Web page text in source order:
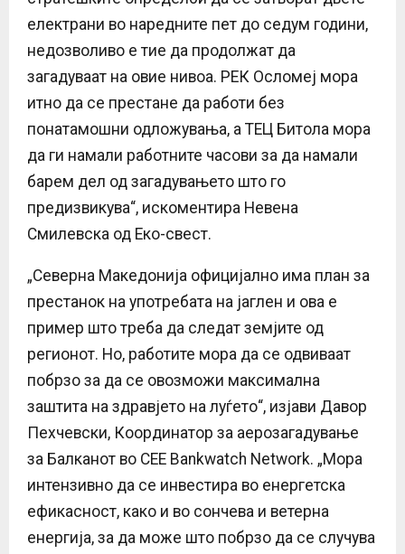
електрани во наредните пет до седум години,
недозволиво е тие да продолжат да
загадуваат на овие нивоа. РЕК Осломеј мора
итно да се престане да работи без
понатамошни одложувања, а ТЕЦ Битола мора
да ги намали работните часови за да намали
барем дел од загадувањето што го
предизвикува“, искоментира Невена
Смилевска од Еко-свест.
„Северна Македонија официјално има план за
престанок на употребата на јаглен и ова е
пример што треба да следат земјите од
регионот. Но, работите мора да се одвиваат
побрзо за да се овозможи максимална
заштита на здравјето на луѓето“, изјави Давор
Пехчевски, Координатор за аерозагадување
за Балканот во CEE Bankwatch Network. „Мора
интензивно да се инвестира во енергетска
ефикасност, како и во сончева и ветерна
енергија, за да може што побрзо да се случува